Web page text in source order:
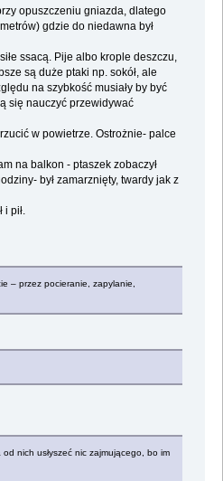
opuszczeniu gniazda, dlatego
gdzie do niedawna był
ssacą. Pije albo krople deszczu,
są duże ptaki np. sokół, ale
na szybkość musiały by być
się nauczyć przewidywać
w powietrze. Ostrożnie- palce
na balkon - ptaszek zobaczył
był zamarznięty, twardy jak z
i pił.
– przez pocieranie, zapylanie,
nich usłyszeć nic zajmującego, bo im